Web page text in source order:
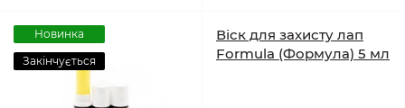
Новинка
Закінчується
Віск для захисту лап
Formula (Формула) 5 мл